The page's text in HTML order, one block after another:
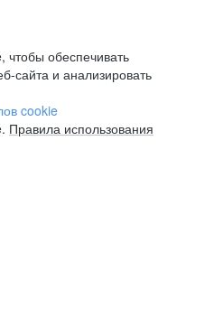
обеспечивать
сайта и анализировать
cookie
Правила использования